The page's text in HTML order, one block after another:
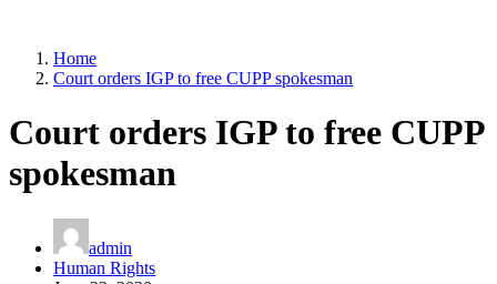
Home
Court orders IGP to free CUPP spokesman
Court orders IGP to free CUPP
spokesman
admin
Human Rights